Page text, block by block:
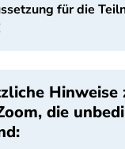
für die
Hinweise
die